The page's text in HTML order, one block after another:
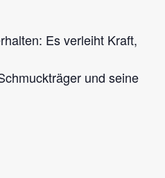
Es verleiht Kraft,
und seine